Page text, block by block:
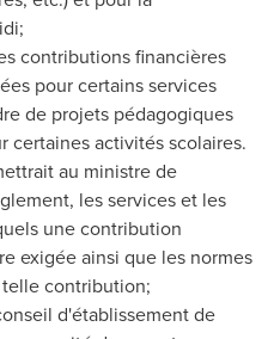
contributions financières
pour certains services
de projets pédagogiques
certaines activités scolaires.
au ministre de
les services et les
une contribution
exigée ainsi que les normes
contribution;
d'établissement de